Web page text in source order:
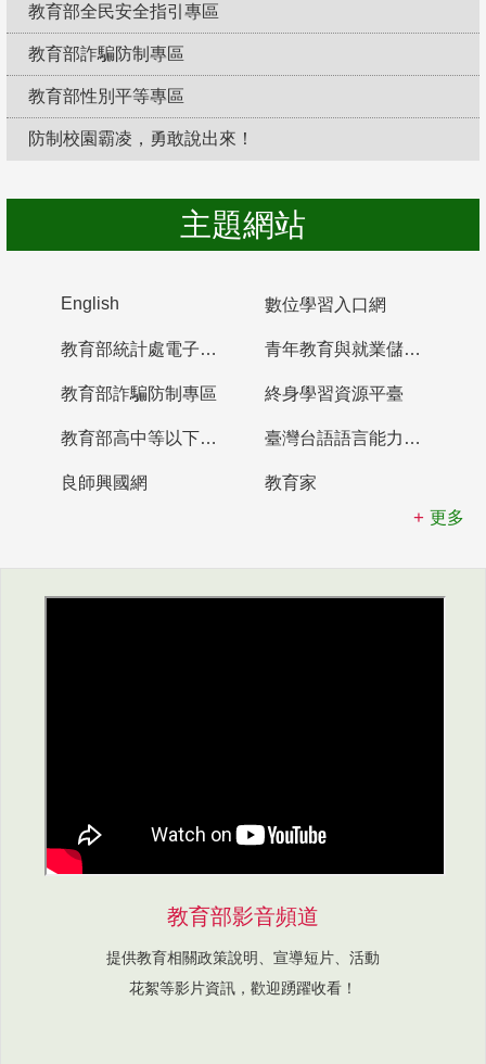
教育部全民安全指引專區
教育部詐騙防制專區
教育部性別平等專區
防制校園霸凌，勇敢說出來！
主題網站
English 數位學習入口網
教育部統計處電子書櫃 青年教育與就業儲蓄帳戶
教育部詐騙防制專區 終身學習資源平臺
教育部高中等以下學校及幼兒園教師資格檢定考試 臺灣台語語言能力認證網站
良師興國網
教育家
更多
教育部影音頻道
提供教育相關政策說明、宣導短片、活動
花絮等影片資訊，歡迎踴躍收看！